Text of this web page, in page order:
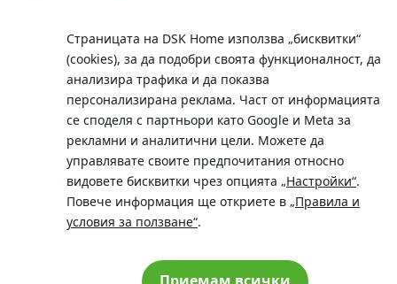
Страницата на DSK Home използва „бисквитки“
(cookies), за да подобри своята функционалност, да
анализира трафика и да показва
персонализирана реклама. Част от информацията
се споделя с партньори като Google и Meta за
рекламни и аналитични цели. Можете да
управлявате своите предпочитания относно
видовете бисквитки чрез опцията „Настройки“.
Повече информация ще откриете в „Правила и
условия за ползване“.
Телефон:
0700 10 375 / *2375
Московска No.19 / ул. Г. Бенковски No. 5, София 1036
SWIFT/BIC:
BIC/SWIFT на Банка ДСК: STSABGSF